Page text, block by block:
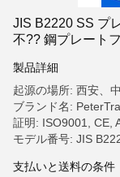
JIS B2220 SS プ
不?? 鋼プレート
製品詳細
起源の場所: 西安、
ブランド名:
証明: ISO9001, CE,
モデル番号: JIS
支払いと送料の条件